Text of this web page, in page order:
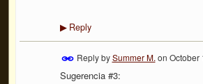
▶Reply
Reply bySummer M. on October
Sugerencia #3: